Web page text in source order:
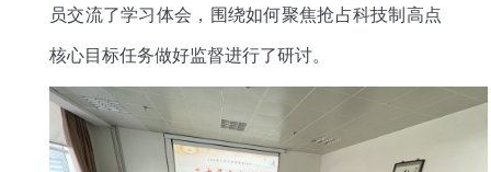
员交流了学习体会，围绕如何聚焦抢占科技制高点
核心目标任务做好监督进行了研讨。